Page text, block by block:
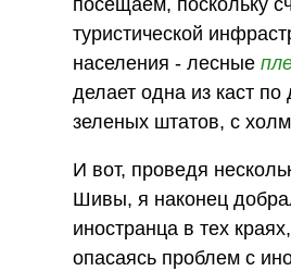
туристической
населения - лесные
делает одна из каст
зеленых штатов, с
И вот, проведя
Шивы, я наконец
иностранца в тех
опасаясь проблем с